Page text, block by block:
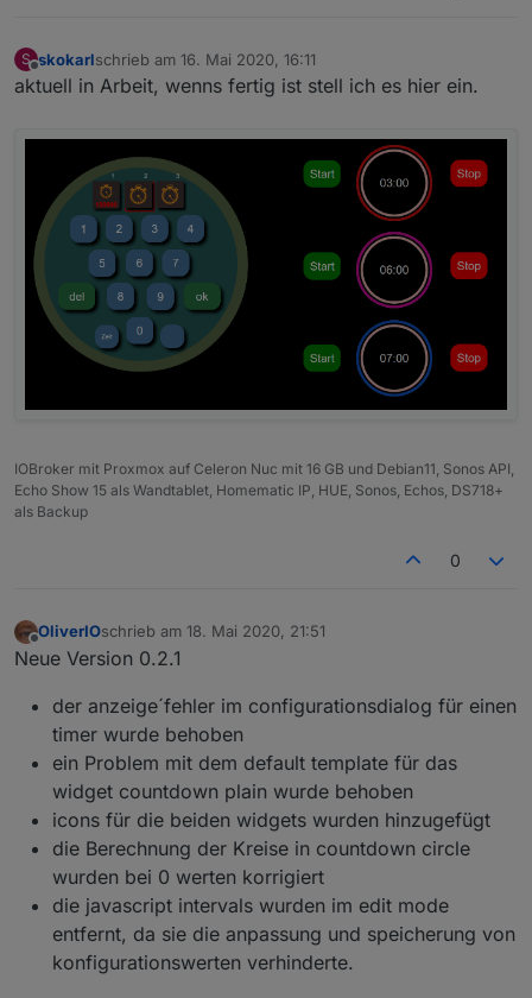
S
Offline
skokarlschrieb am 16. Mai 2020, 16:11
zuletzt editiert von
aktuell in Arbeit, wenns fertig ist stell ich es hier ein.
IOBroker mit Proxmox auf Celeron Nuc mit 16 GB und Debian11, Sonos API,
Echo Show 15 als Wandtablet, Homematic IP, HUE, Sonos, Echos, DS718+
als Backup
0
Offline
OliverIOschrieb am 18. Mai 2020, 21:51
zuletzt editiert von
Neue Version 0.2.1
der anzeige´fehler im configurationsdialog für einen
timer wurde behoben
ein Problem mit dem default template für das
widget countdown plain wurde behoben
icons für die beiden widgets wurden hinzugefügt
die Berechnung der Kreise in countdown circle
wurden bei 0 werten korrigiert
die javascript intervals wurden im edit mode
entfernt, da sie die anpassung und speicherung von
konfigurationswerten verhinderte.